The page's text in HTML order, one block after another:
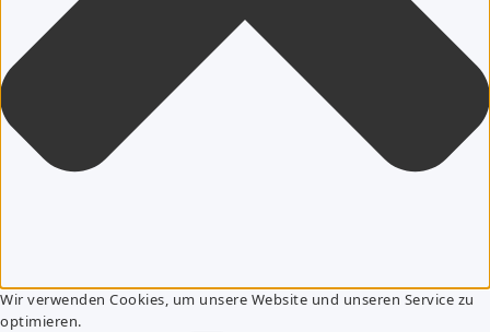
Wir verwenden Cookies, um unsere Website und unseren Service zu
optimieren.